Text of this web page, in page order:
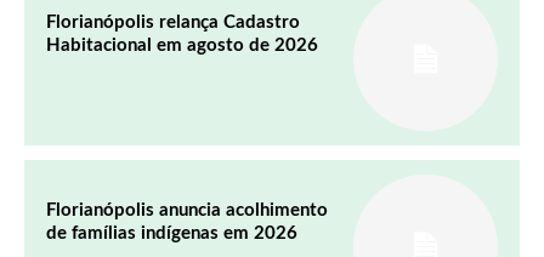
Florianópolis relança Cadastro
Habitacional em agosto de 2026
Florianópolis anuncia acolhimento
de famílias indígenas em 2026